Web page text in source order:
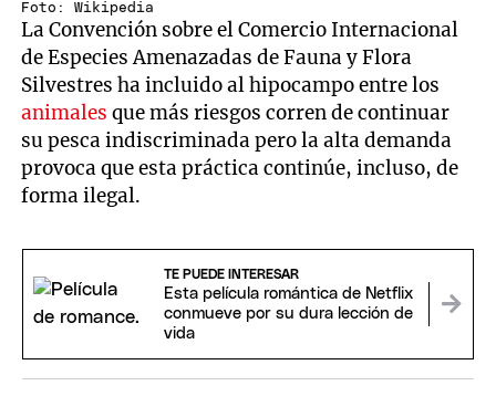
Foto: Wikipedia
La Convención sobre el Comercio Internacional
de Especies Amenazadas de Fauna y Flora
Silvestres ha incluido al hipocampo entre los
animales que más riesgos corren de continuar
su pesca indiscriminada pero la alta demanda
provoca que esta práctica continúe, incluso, de
forma ilegal.
TE PUEDE INTERESAR
Esta película romántica de Netflix
conmueve por su dura lección de
vida